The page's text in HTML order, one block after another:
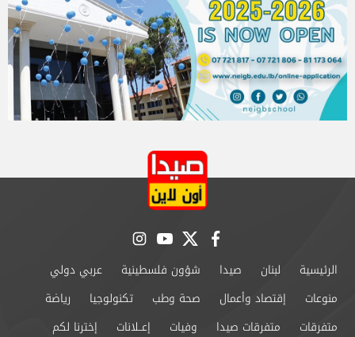
facebook
twitter
youtube
instagram
الرئيسية لبنان صيدا شؤون فلسطينية
عربي دولي
منوعات
إقتصاد وأعمال صحة وطب تكنولوجيا
رياضة
متفرقات
متفرقات صيدا وفيات إعــلانات إخترنا لكم